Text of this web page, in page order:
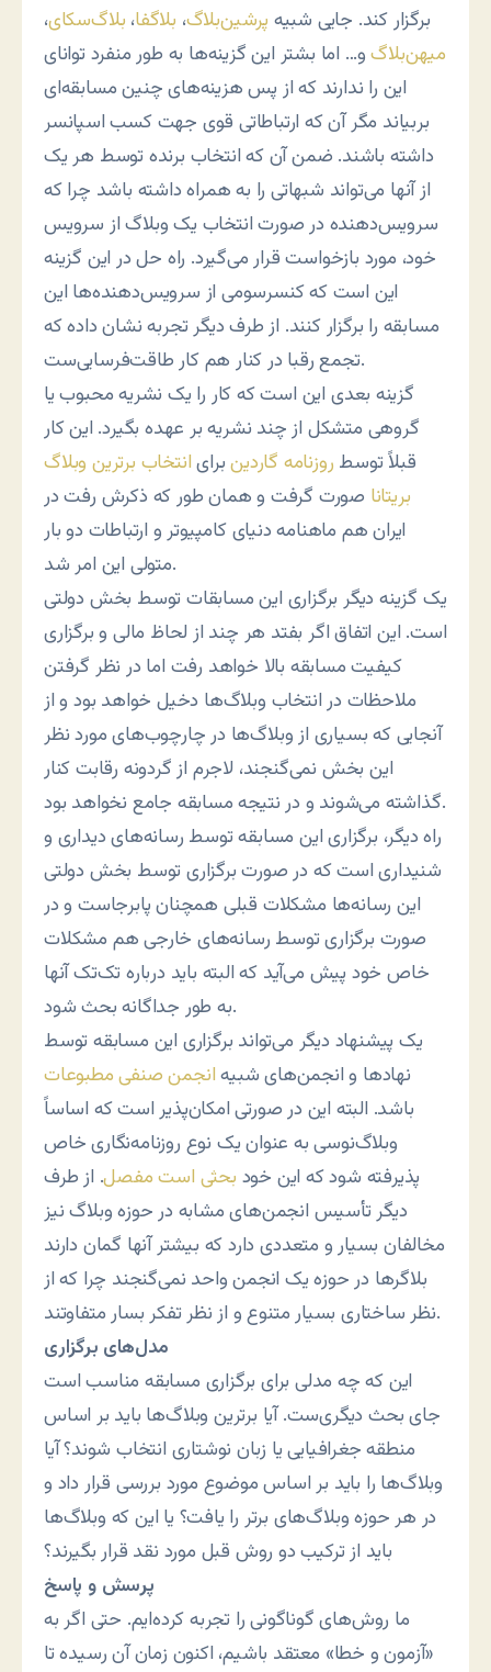
برگزار کند. جایی شبیه پرشین‌بلاگ، بلاگفا، بلاگ‌سکای،
میهن‌بلاگو… اما بشتر این گزینه‌ها به طور منفرد توانای
این را ندارند که از پس هزینه‌های چنین مسابقه‌ای
بربیاند مگر آن که ارتباطاتی قوی جهت کسب اسپانسر
داشته باشند. ضمن آن که انتخاب برنده توسط هر یک
از آنها می‌تواند شبهاتی را به همراه داشته باشد چرا که
سرویس‌دهنده در صورت انتخاب یک وبلاگ از سرویس
خود، مورد بازخواست قرار می‌گیرد. راه حل در این گزینه
این است که کنسرسومی از سرویس‌دهنده‌ها این
مسابقه را برگزار کنند. از طرف دیگر تجربه نشان داده که
تجمع رقبا در کنار هم کار طاقت‌فرسایی‌ست.
گزینه بعدی این است که کار را یک نشریه محبوب یا
گروهی متشکل از چند نشریه بر عهده بگیرد. این کار
قبلاً توسط روزنامه گاردینبرایانتخاب برترین وبلاگ
بریتانا صورت گرفت و همان طور که ذکرش رفت در
ایران هم ماهنامه دنیای کامپیوتر و ارتباطات دو بار
متولی این امر شد.
یک گزینه دیگر برگزاری این مسابقات توسط بخش دولتی
است. این اتفاق اگر بفتد هر چند از لحاظ مالی و برگزاری
کیفیت مسابقه بالا خواهد رفت اما در نظر گرفتن
ملاحظات در انتخاب وبلاگ‌ها دخیل خواهد بود و از
آنجایی که بسیاری از وبلاگ‌ها در چارچوب‌های مورد نظر
این بخش نمی‌گنجند، لاجرم از گردونه رقابت کنار
گذاشته می‌شوند و در نتیجه مسابقه جامع نخواهد بود.
راه دیگر، برگزاری این مسابقه توسط رسانه‌های دیداری و
شنیداری است که در صورت برگزاری توسط بخش دولتی
این رسانه‌ها مشکلات قبلی همچنان پابرجاست و در
صورت برگزاری توسط رسانه‌های خارجی هم مشکلات
خاص خود پیش می‌آید که البته باید درباره تک‌تک آنها
به طور جداگانه بحث شود.
یک پیشنهاد دیگر می‌تواند برگزاری این مسابقه توسط
نهادها و انجمن‌های شبیهانجمن صنفی مطبوعات
باشد. البته این در صورتی امکان‌پذیر است که اساساً
وبلاگ‌نوسی به عنوان یک نوع روزنامه‌نگاری خاص
پذیرفته شود که این خود بحثی است مفصل. از طرف
دیگر تأسیس انجمن‌های مشابه در حوزه وبلاگ نیز
مخالفان بسیار و متعددی دارد که بیشتر آنها گمان دارند
بلاگرها در حوزه یک انجمن واحد نمی‌گنجند چرا که از
نظر ساختاری بسیار متنوع و از نظر تفکر بسار متفاوتند.
مدل‌های برگزاری
این که چه مدلی برای برگزاری مسابقه مناسب است
جای بحث دیگری‌ست. آیا برترین وبلاگ‌ها باید بر اساس
منطقه جغرافیایی یا زبان نوشتاری انتخاب شوند؟ آیا
وبلاگ‌ها را باید بر اساس موضوع مورد بررسی قرار داد و
در هر حوزه وبلاگ‌های برتر را یافت؟ یا این که وبلاگ‌ها
باید از ترکیب دو روش قبل مورد نقد قرار بگیرند؟
پرسش و پاسخ
ما روش‌های گوناگونی را تجربه کرده‌ایم. حتی اگر به
«آزمون و خطا» معتقد باشیم، اکنون زمان آن رسیده تا